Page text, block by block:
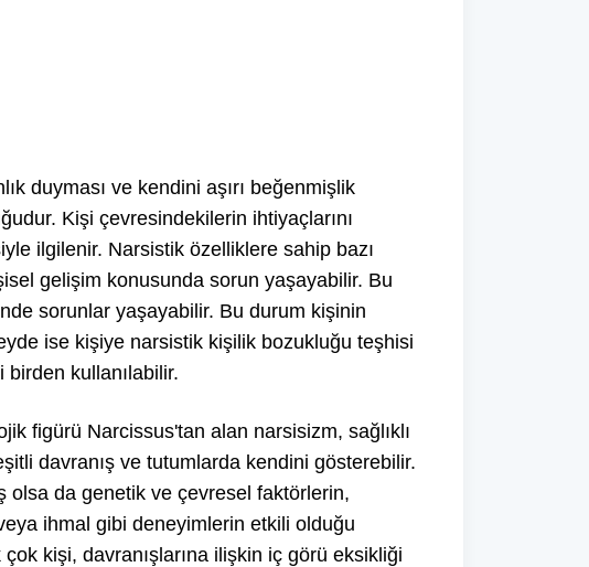
duyması ve kendini aşırı beğenmişlik
Kişi çevresindekilerin ihtiyaçlarını
ilgilenir. Narsistik özelliklere sahip bazı
gelişim konusunda sorun yaşayabilir. Bu
sorunlar yaşayabilir. Bu durum kişinin
ise kişiye narsistik kişilik bozukluğu teşhisi
kullanılabilir.
figürü Narcissus'tan alan narsisizm, sağlıklı
davranış ve tutumlarda kendini gösterebilir.
olsa da genetik ve çevresel faktörlerin,
ihmal gibi deneyimlerin etkili olduğu
kişi, davranışlarına ilişkin iç görü eksikliği